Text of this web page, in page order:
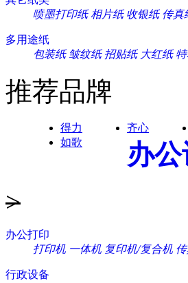
喷墨打印纸 相片纸 收银纸 传真
多用途纸
包装纸 皱纹纸 招贴纸 大红纸
推荐品牌
得力 齐心
如歌
办
>
办公打印
打印机 一体机 复印机/复合机
行政设备